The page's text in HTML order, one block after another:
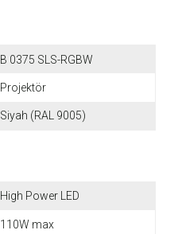
B 0375 SLS-RGBW
Projektör
Siyah (RAL 9005)
High Power LED
110W max